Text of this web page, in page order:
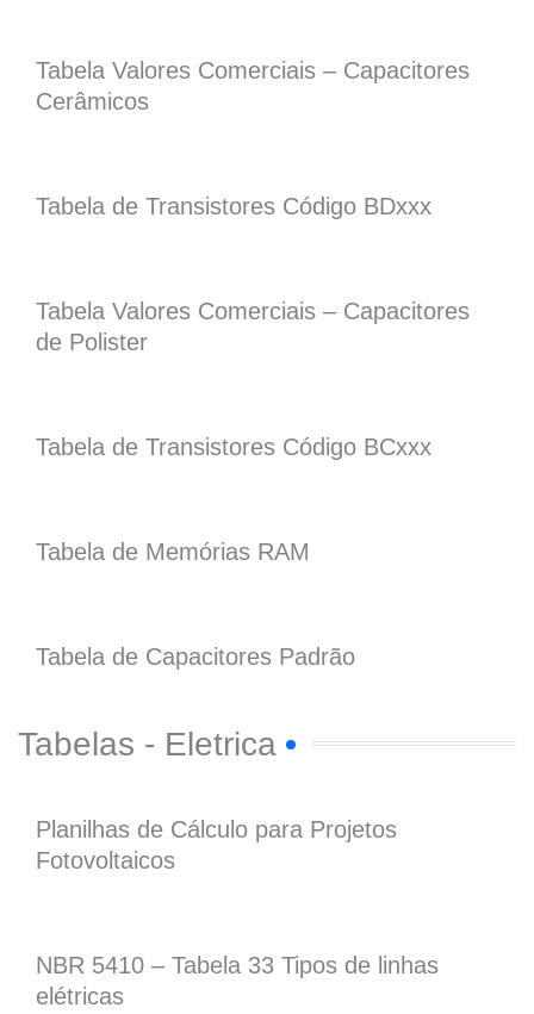
Tabela Valores Comerciais – Capacitores
Cerâmicos
Tabela de Transistores Código BDxxx
Tabela Valores Comerciais – Capacitores
de Polister
Tabela de Transistores Código BCxxx
Tabela de Memórias RAM
Tabela de Capacitores Padrão
Tabelas - Eletrica
Planilhas de Cálculo para Projetos
Fotovoltaicos
NBR 5410 – Tabela 33 Tipos de linhas
elétricas